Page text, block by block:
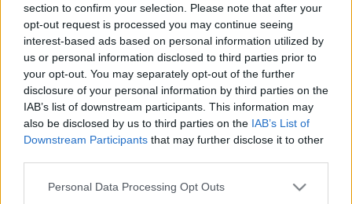
section to confirm your selection. Please note that after your
opt-out request is processed you may continue seeing
interest-based ads based on personal information utilized by
us or personal information disclosed to third parties prior to
your opt-out. You may separately opt-out of the further
disclosure of your personal information by third parties on the
IAB’s list of downstream participants. This information may
also be disclosed by us to third parties on the IAB’s List of
Downstream Participants that may further disclose it to other
Please note that this website/app uses one or more Google
Personal Data Processing Opt Outs
Fotó: kecskemetikatona.hu